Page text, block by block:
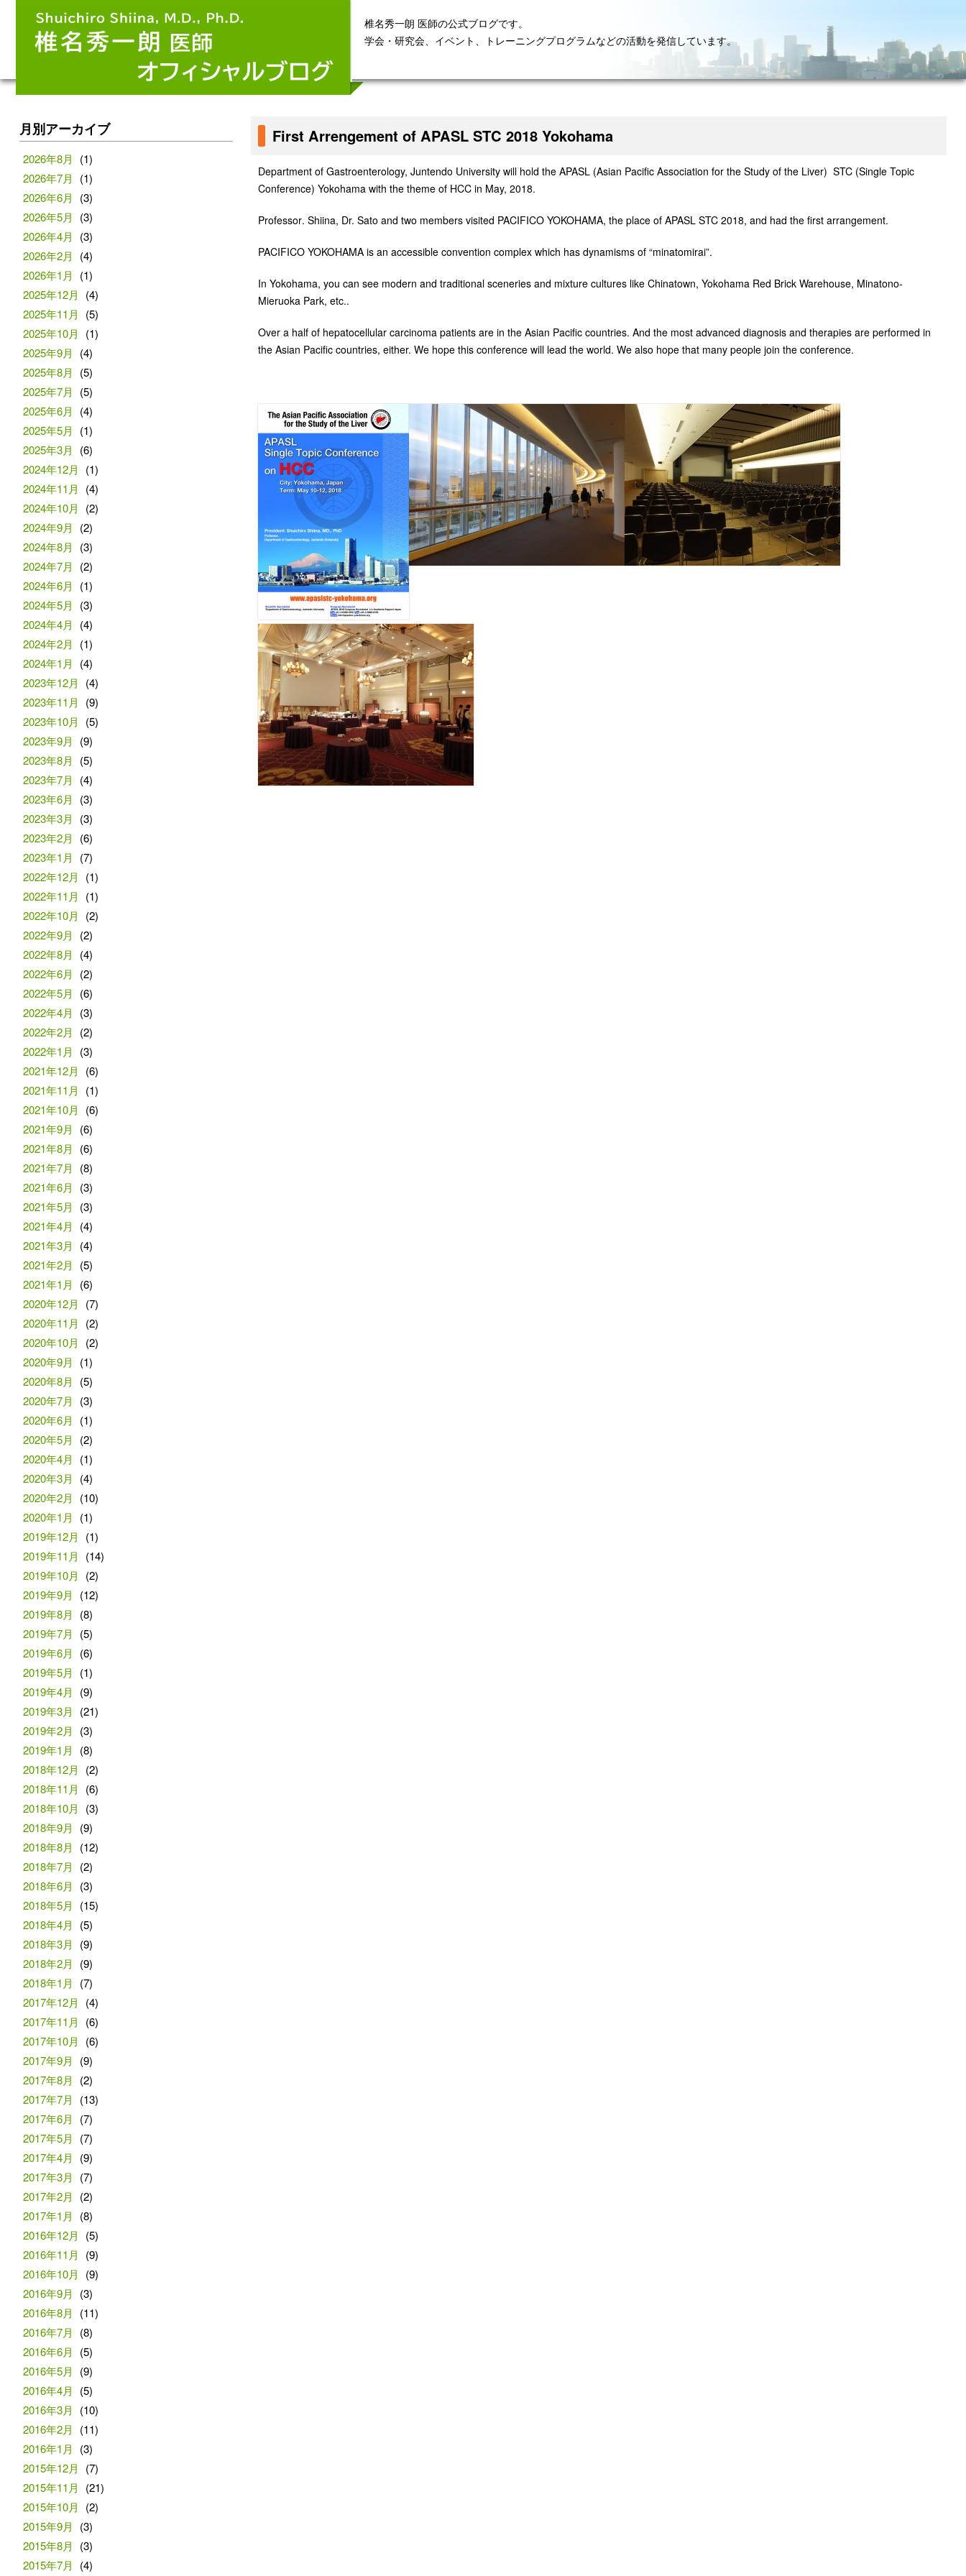
椎名秀一朗 医師の公式ブログです。
学会・研究会、イベント、トレーニングプログラムなどの活動を発信しています。
First Arrengement of APASL STC 2018 Yokohama
Department of Gastroenterology, Juntendo University will hold the APASL (Asian Pacific Association for the Study of the Liver) STC (Single Topic
Conference) Yokohama with the theme of HCC in May, 2018.
Professor. Shiina, Dr. Sato and two members visited PACIFICO YOKOHAMA, the place of APASL STC 2018, and had the first arrangement.
PACIFICO YOKOHAMA is an accessible convention complex which has dynamisms of “minatomirai”.
In Yokohama, you can see modern and traditional sceneries and mixture cultures like Chinatown, Yokohama Red Brick Warehouse, Minatono-
Mieruoka Park, etc..
Over a half of hepatocellular carcinoma patients are in the Asian Pacific countries. And the most advanced diagnosis and therapies are performed in
the Asian Pacific countries, either. We hope this conference will lead the world. We also hope that many people join the conference.
月別アーカイブ
2026年8月
(1)
2026年7月
(1)
2026年6月
(3)
2026年5月
(3)
2026年4月
(3)
2026年2月
(4)
2026年1月
(1)
2025年12月
(4)
2025年11月
(5)
2025年10月
(1)
2025年9月
(4)
2025年8月
(5)
2025年7月
(5)
2025年6月
(4)
2025年5月
(1)
2025年3月
(6)
2024年12月
(1)
2024年11月
(4)
2024年10月
(2)
2024年9月
(2)
2024年8月
(3)
2024年7月
(2)
2024年6月
(1)
2024年5月
(3)
2024年4月
(4)
2024年2月
(1)
2024年1月
(4)
2023年12月
(4)
2023年11月
(9)
2023年10月
(5)
2023年9月
(9)
2023年8月
(5)
2023年7月
(4)
2023年6月
(3)
2023年3月
(3)
2023年2月
(6)
2023年1月
(7)
2022年12月
(1)
2022年11月
(1)
2022年10月
(2)
2022年9月
(2)
2022年8月
(4)
2022年6月
(2)
2022年5月
(6)
2022年4月
(3)
2022年2月
(2)
2022年1月
(3)
2021年12月
(6)
2021年11月
(1)
2021年10月
(6)
2021年9月
(6)
2021年8月
(6)
2021年7月
(8)
2021年6月
(3)
2021年5月
(3)
2021年4月
(4)
2021年3月
(4)
2021年2月
(5)
2021年1月
(6)
2020年12月
(7)
2020年11月
(2)
2020年10月
(2)
2020年9月
(1)
2020年8月
(5)
2020年7月
(3)
2020年6月
(1)
2020年5月
(2)
2020年4月
(1)
2020年3月
(4)
2020年2月
(10)
2020年1月
(1)
2019年12月
(1)
2019年11月
(14)
2019年10月
(2)
2019年9月
(12)
2019年8月
(8)
2019年7月
(5)
2019年6月
(6)
2019年5月
(1)
2019年4月
(9)
2019年3月
(21)
2019年2月
(3)
2019年1月
(8)
2018年12月
(2)
2018年11月
(6)
2018年10月
(3)
2018年9月
(9)
2018年8月
(12)
2018年7月
(2)
2018年6月
(3)
2018年5月
(15)
2018年4月
(5)
2018年3月
(9)
2018年2月
(9)
2018年1月
(7)
2017年12月
(4)
2017年11月
(6)
2017年10月
(6)
2017年9月
(9)
2017年8月
(2)
2017年7月
(13)
2017年6月
(7)
2017年5月
(7)
2017年4月
(9)
2017年3月
(7)
2017年2月
(2)
2017年1月
(8)
2016年12月
(5)
2016年11月
(9)
2016年10月
(9)
2016年9月
(3)
2016年8月
(11)
2016年7月
(8)
2016年6月
(5)
2016年5月
(9)
2016年4月
(5)
2016年3月
(10)
2016年2月
(11)
2016年1月
(3)
2015年12月
(7)
2015年11月
(21)
2015年10月
(2)
2015年9月
(3)
2015年8月
(3)
2015年7月
(4)